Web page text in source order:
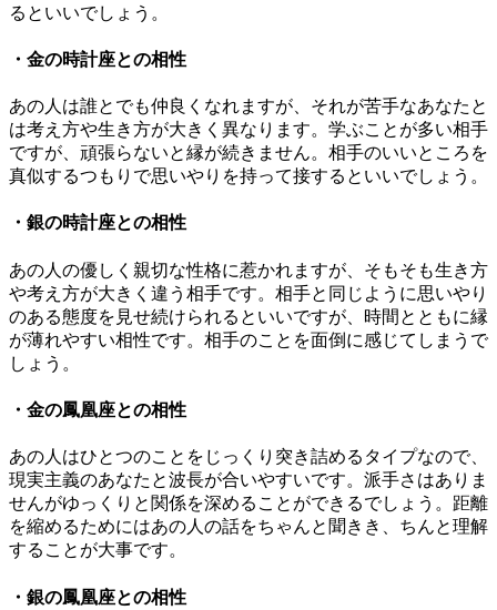
るといいでしょう。
・金の時計座との相性
あの人は誰とでも仲良くなれますが、それが苦手なあなたと
は考え方や生き方が大きく異なります。学ぶことが多い相手
ですが、頑張らないと縁が続きません。相手のいいところを
真似するつもりで思いやりを持って接するといいでしょう。
・銀の時計座との相性
あの人の優しく親切な性格に惹かれますが、そもそも生き方
や考え方が大きく違う相手です。相手と同じように思いやり
のある態度を見せ続けられるといいですが、時間とともに縁
が薄れやすい相性です。相手のことを面倒に感じてしまうで
しょう。
・金の鳳凰座との相性
あの人はひとつのことをじっくり突き詰めるタイプなので、
現実主義のあなたと波長が合いやすいです。派手さはありま
せんがゆっくりと関係を深めることができるでしょう。距離
を縮めるためにはあの人の話をちゃんと聞きき、ちんと理解
することが大事です。
・銀の鳳凰座との相性